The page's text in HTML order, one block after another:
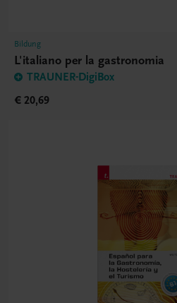
Bildung
L'italiano per la gastronomia
TRAUNER-DigiBox
€ 20,69